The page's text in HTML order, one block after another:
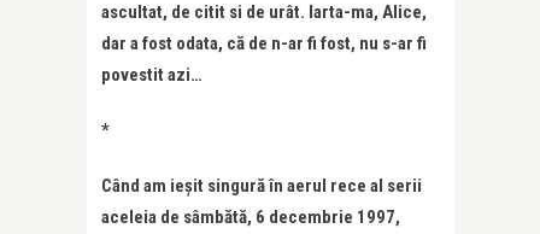
ascultat, de citit si de urât. Iarta-ma, Alice,
dar a fost odata, că de n-ar fi fost, nu s-ar fi
povestit azi…
*
Când am ieșit singură în aerul rece al serii
aceleia de sâmbătă, 6 decembrie 1997,